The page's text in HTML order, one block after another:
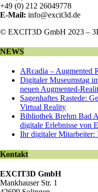
+49 (0) 212 26049778
E-Mail: info@excit3d.de
© EXCIT3D GmbH 2023 –
NEWS
ARcadia – Augmented
Digitaler Museumstag
neuen Augmented-
Sagenhaftes Rastede:
Virtual Reality
Bibliothek Brehm Bad
digitale Erlebnisse von
Ihr digitaler Mitarbeiter:
Kontakt
EXCIT3D GmbH
Mankhauser Str. 1